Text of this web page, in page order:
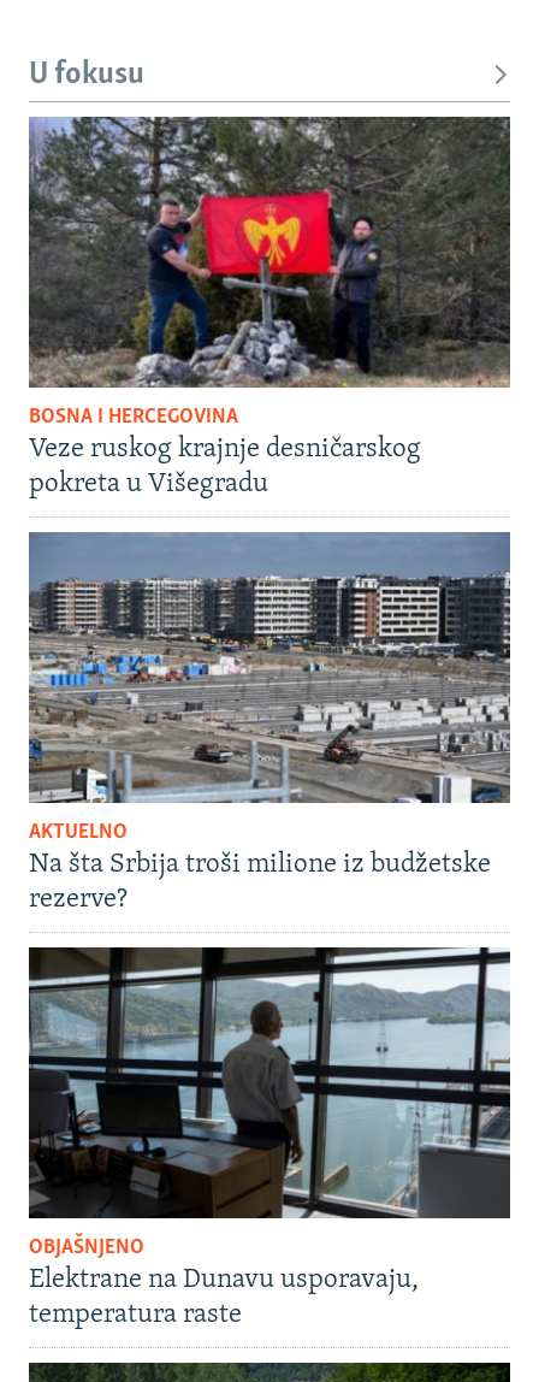
U fokusu
BOSNA I HERCEGOVINA
Veze ruskog krajnje desničarskog
pokreta u Višegradu
AKTUELNO
Na šta Srbija troši milione iz budžetske
rezerve?
OBJAŠNJENO
Elektrane na Dunavu usporavaju,
temperatura raste